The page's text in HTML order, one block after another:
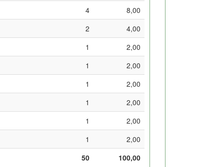
4
8,00
2
4,00
1
2,00
1
2,00
1
2,00
1
2,00
1
2,00
1
2,00
50
100,00